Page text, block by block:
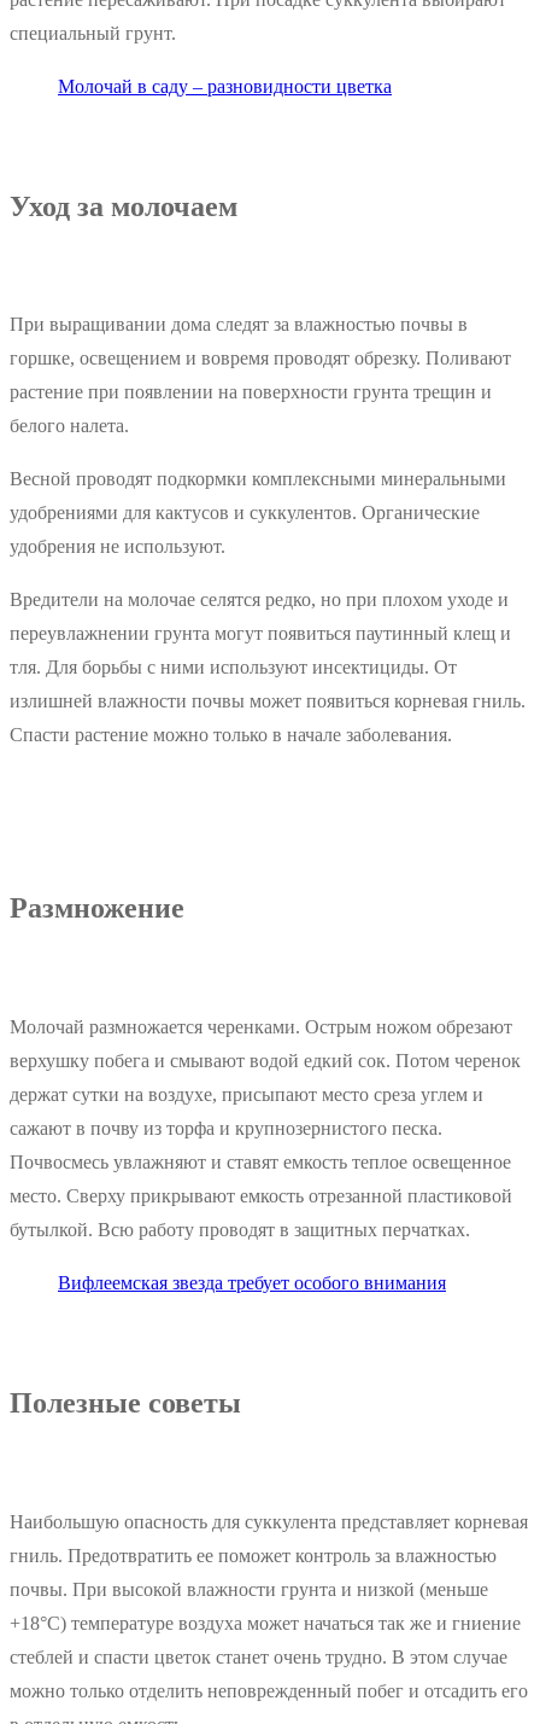
специальный грунт.
Молочай в саду – разновидности цветка
Уход за молочаем
При выращивании дома следят за влажностью почвы в
горшке, освещением и вовремя проводят обрезку. Поливают
растение при появлении на поверхности грунта трещин и
белого налета.
Весной проводят подкормки комплексными минеральными
удобрениями для кактусов и суккулентов. Органические
удобрения не используют.
Вредители на молочае селятся редко, но при плохом уходе и
переувлажнении грунта могут появиться паутинный клещ и
тля. Для борьбы с ними используют инсектициды. От
излишней влажности почвы может появиться корневая гниль.
Спасти растение можно только в начале заболевания.
Размножение
Молочай размножается черенками. Острым ножом обрезают
верхушку побега и смывают водой едкий сок. Потом черенок
держат сутки на воздухе, присыпают место среза углем и
сажают в почву из торфа и крупнозернистого песка.
Почвосмесь увлажняют и ставят емкость теплое освещенное
место. Сверху прикрывают емкость отрезанной пластиковой
бутылкой. Всю работу проводят в защитных перчатках.
Вифлеемская звезда требует особого внимания
Полезные советы
Наибольшую опасность для суккулента представляет корневая
гниль. Предотвратить ее поможет контроль за влажностью
почвы. При высокой влажности грунта и низкой (меньше
+18°С) температуре воздуха может начаться так же и гниение
стеблей и спасти цветок станет очень трудно. В этом случае
можно только отделить неповрежденный побег и отсадить его